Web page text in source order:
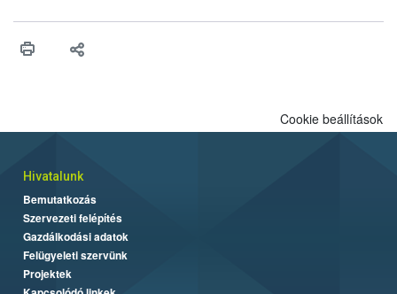
Cookie beállítások
Hivatalunk
Bemutatkozás
Szervezeti felépítés
Gazdálkodási adatok
Felügyeleti szervünk
Projektek